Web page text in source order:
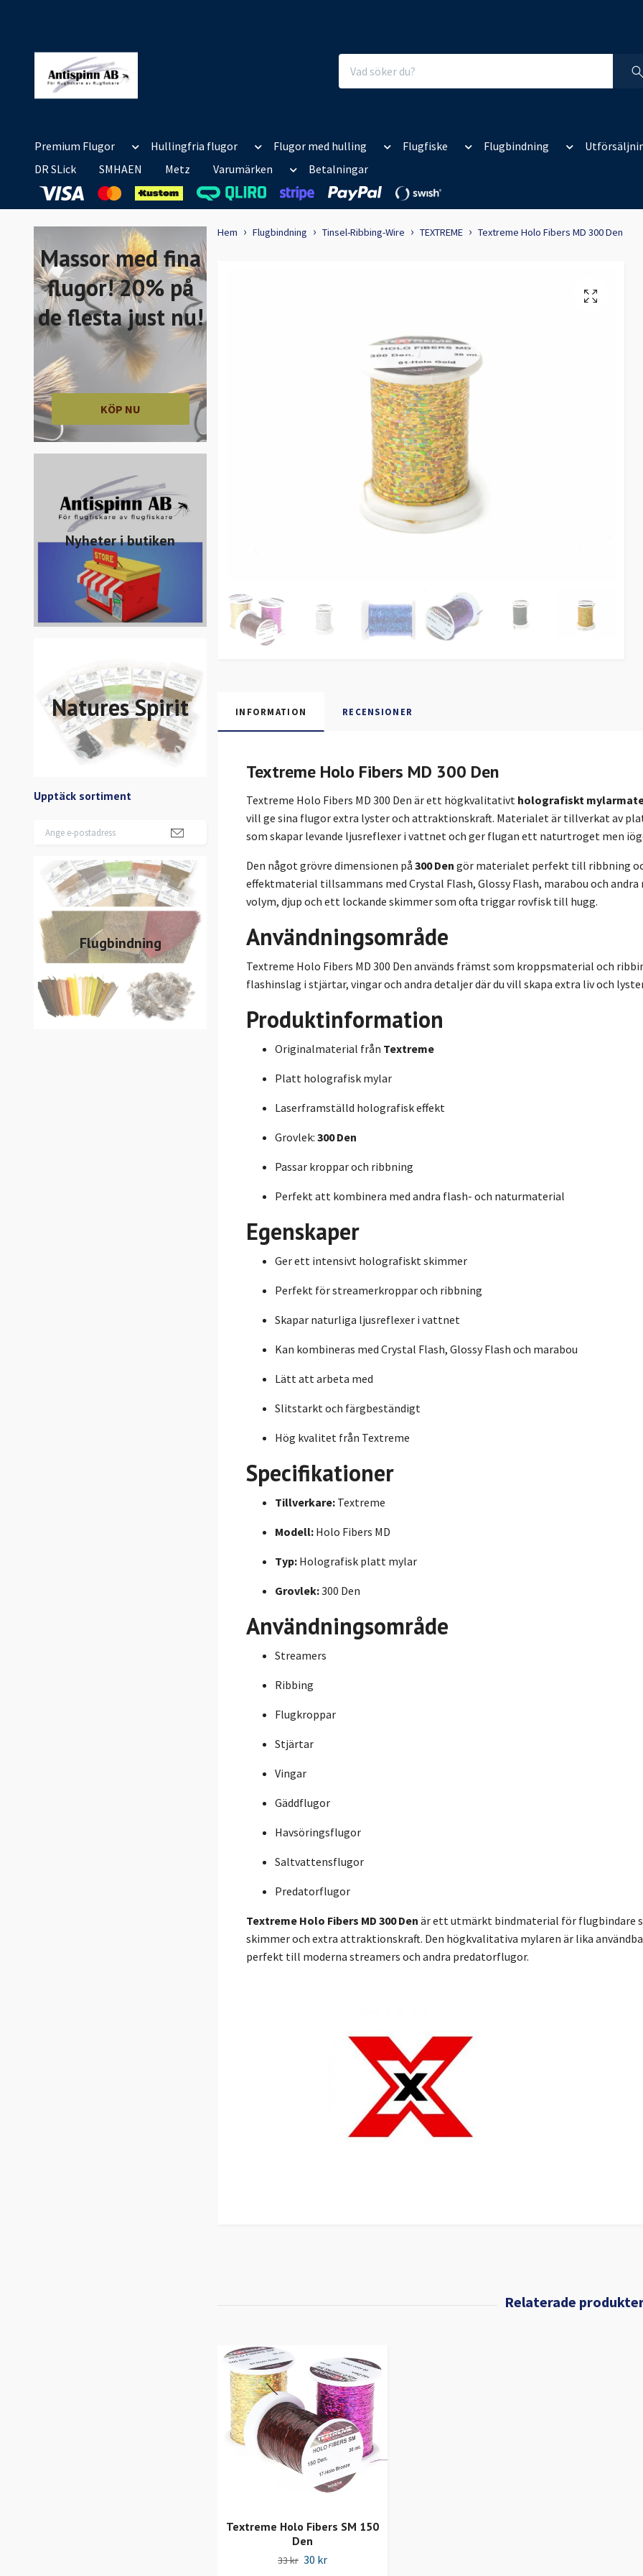
Premium Flugor Hullingfria flugor Flugor med hulling Flugfiske Flugbindning
DR SLick
SMHAEN Metz Varumärken Betalningar
Massor med fina
flugor! 20% på
de flesta just nu!
KÖP NU
Nyheter i butiken
Natures Spirit
Upptäck sortiment
Flugbindning
Hem Flugbindning Tinsel-Ribbing-Wire TEXTREME Textreme Holo Fibers MD 300 Den
INFORMATION RECENSIONER
Textreme Holo Fibers MD 300 Den
Textreme Holo Fibers MD 300 Den är ett högkvalitativt holografiskt
vill ge sina flugor extra lyster och attraktionskraft. Materialet är tillverkat av
som skapar levande ljusreflexer i vattnet och ger flugan ett naturtroget men
Den något grövre dimensionen på 300 Den gör materialet perfekt till ribbning
effektmaterial tillsammans med Crystal Flash, Glossy Flash, marabou och
volym, djup och ett lockande skimmer som ofta triggar rovfisk till hugg.
Användningsområde
Textreme Holo Fibers MD 300 Den används främst som kroppsmaterial och
flashinslag i stjärtar, vingar och andra detaljer där du vill skapa extra liv och
Produktinformation
Originalmaterial från Textreme
Platt holografisk mylar
Laserframställd holografisk effekt
Grovlek: 300 Den
Passar kroppar och ribbning
Perfekt att kombinera med andra flash- och naturmaterial
Egenskaper
Ger ett intensivt holografiskt skimmer
Perfekt för streamerkroppar och ribbning
Skapar naturliga ljusreflexer i vattnet
Kan kombineras med Crystal Flash, Glossy Flash och marabou
Lätt att arbeta med
Slitstarkt och färgbeständigt
Hög kvalitet från Textreme
Specifikationer
Tillverkare: Textreme
Modell: Holo Fibers MD
Typ: Holografisk platt mylar
Grovlek:300 Den
Användningsområde
Streamers
Ribbing
Flugkroppar
Stjärtar
Vingar
Gäddflugor
Havsöringsflugor
Saltvattensflugor
Predatorflugor
Textreme Holo Fibers MD 300 Den är ett utmärkt bindmaterial för flugbindare
skimmer och extra attraktionskraft. Den högkvalitativa mylaren är lika
perfekt till moderna streamers och andra predatorflugor.
Textreme Holo Fibers SM 150
Den
33 kr 30 kr